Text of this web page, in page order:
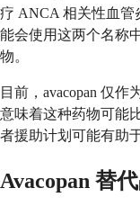
疗 ANCA 相关性血管
能会使用这两个名称
物。
目前，avacopan 仅
意味着这种药物可能
者援助计划可能有助
Avacopan 替